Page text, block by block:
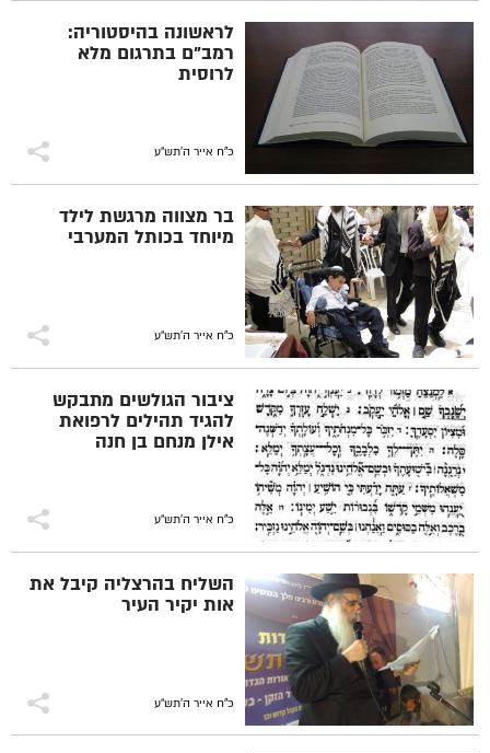
לראשונה בהיסטוריה:
רמב"ם בתרגום מלא
לרוסית
כ"ח אייר ה׳תש״ע
בר מצווה מרגשת לילד
מיוחד בכותל המערבי
כ"ח אייר ה׳תש״ע
ציבור הגולשים מתבקש
להגיד תהילים לרפואת
אילן מנחם בן חנה
כ"ח אייר ה׳תש״ע
השליח בהרצליה קיבל את
אות יקיר העיר
כ"ח אייר ה׳תש״ע